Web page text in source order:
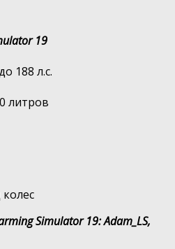
19
188 л.с.
литров
Simulator 19: Adam_LS,